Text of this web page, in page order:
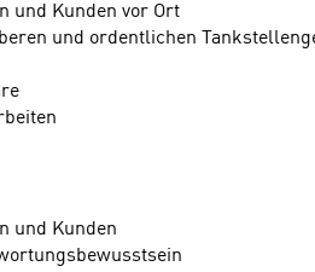
und Kunden vor Ort
und ordentlichen
und Kunden